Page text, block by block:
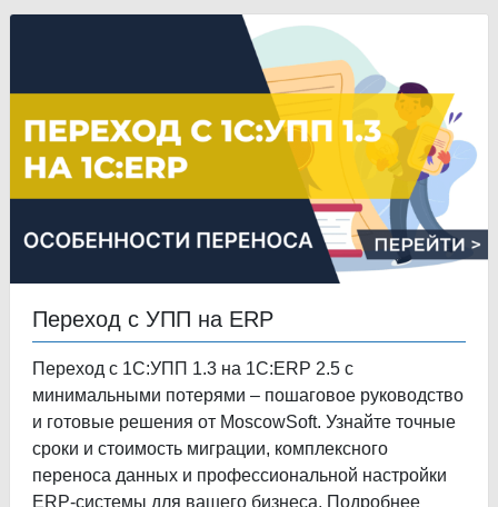
Переход с УПП на ERP
Переход с 1С:УПП 1.3 на 1С:ERP 2.5 с
минимальными потерями – пошаговое руководство
и готовые решения от MoscowSoft. Узнайте точные
сроки и стоимость миграции, комплексного
переноса данных и профессиональной настройки
ERP-системы для вашего бизнеса. Подробнее